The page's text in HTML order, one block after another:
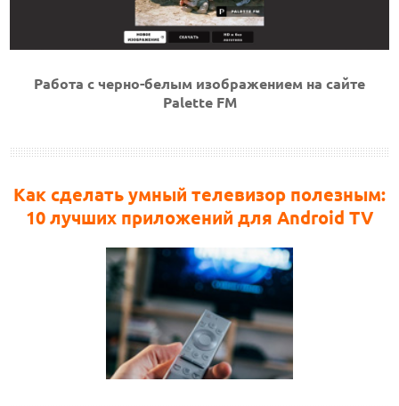
Работа с черно-белым изображением на сайте
Palette FM
Как сделать умный телевизор полезным:
10 лучших приложений для Android TV